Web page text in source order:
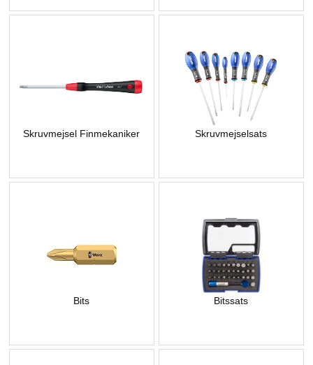
Skruvmejsel Finmekaniker Skruvmejselsats
Bits Bitssats